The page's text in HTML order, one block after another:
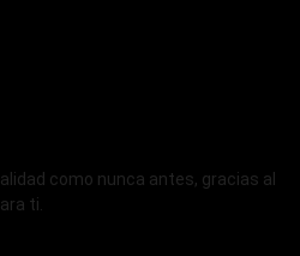
como nunca antes, gracias al
ti.